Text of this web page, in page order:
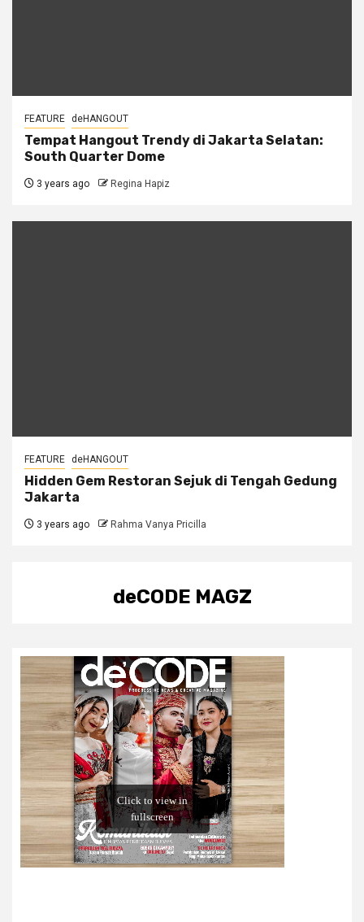
FEATURE deHANGOUT
Tempat Hangout Trendy di Jakarta Selatan:
South Quarter Dome
3 years ago Regina Hapiz
FEATURE deHANGOUT
Hidden Gem Restoran Sejuk di Tengah Gedung
Jakarta
3 years ago Rahma Vanya Pricilla
deCODE MAGZ